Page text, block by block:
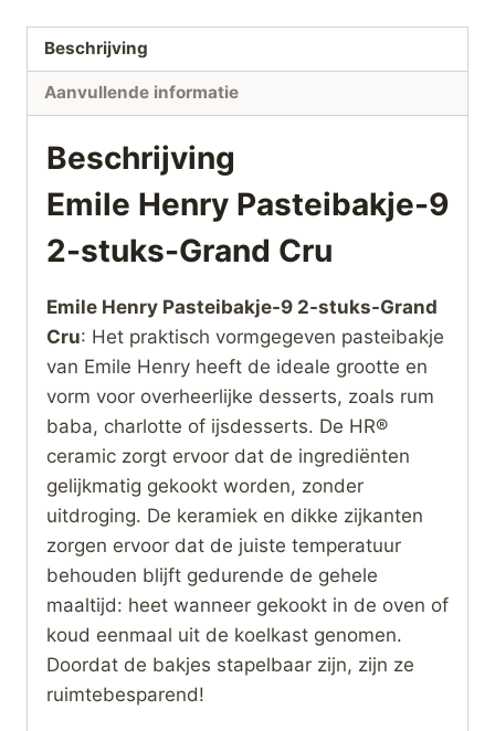
Beschrijving
Aanvullende informatie
Beschrijving
Emile Henry Pasteibakje-9
2-stuks-Grand Cru
Emile Henry Pasteibakje-9 2-stuks-Grand
Cru: Het praktisch vormgegeven pasteibakje
van Emile Henry heeft de ideale grootte en
vorm voor overheerlijke desserts, zoals rum
baba, charlotte of ijsdesserts. De HR®
ceramic zorgt ervoor dat de ingrediënten
gelijkmatig gekookt worden, zonder
uitdroging. De keramiek en dikke zijkanten
zorgen ervoor dat de juiste temperatuur
behouden blijft gedurende de gehele
maaltijd: heet wanneer gekookt in de oven of
koud eenmaal uit de koelkast genomen.
Doordat de bakjes stapelbaar zijn, zijn ze
ruimtebesparend!